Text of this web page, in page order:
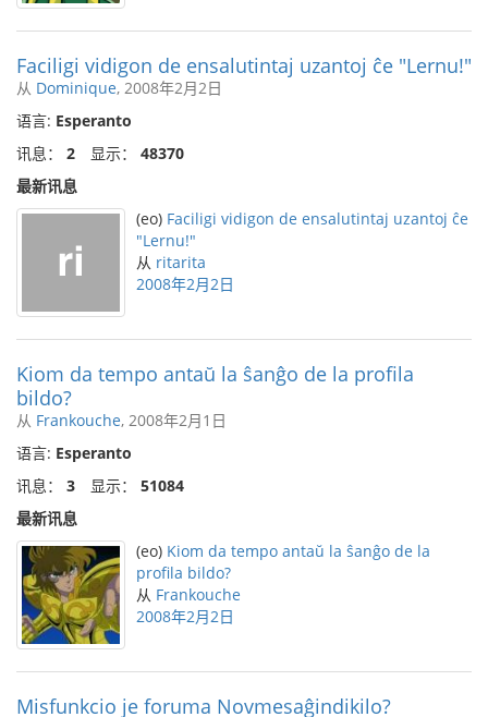
Faciligi vidigon de ensalutintaj uzantoj ĉe "Lernu!"
从 Dominique, 2008年2月2日
语言: Esperanto
讯息： 2 显示： 48370
最新讯息
(eo) Faciligi vidigon de ensalutintaj uzantoj ĉe
"Lernu!"
从 ritarita
2008年2月2日
Kiom da tempo antaŭ la ŝanĝo de la profila
bildo?
从 Frankouche, 2008年2月1日
语言: Esperanto
讯息： 3 显示： 51084
最新讯息
(eo) Kiom da tempo antaŭ la ŝanĝo de la
profila bildo?
从 Frankouche
2008年2月2日
Misfunkcio je foruma Novmesaĝindikilo?